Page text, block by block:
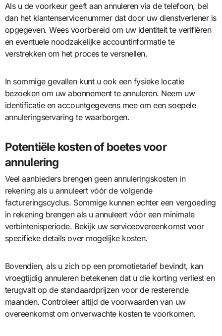
Als u de voorkeur geeft aan annuleren via de telefoon, bel
dan het klantenservicenummer dat door uw dienstverlener is
opgegeven. Wees voorbereid om uw identiteit te verifiëren
en eventuele noodzakelijke accountinformatie te
verstrekken om het proces te versnellen.
In sommige gevallen kunt u ook een fysieke locatie
bezoeken om uw abonnement te annuleren. Neem uw
identificatie en accountgegevens mee om een soepele
annuleringservaring te waarborgen.
Potentiële kosten of boetes voor
annulering
Veel aanbieders brengen geen annuleringskosten in
rekening als u annuleert vóór de volgende
factureringscyclus. Sommige kunnen echter een vergoeding
in rekening brengen als u annuleert vóór een minimale
verbintenisperiode. Bekijk uw serviceovereenkomst voor
specifieke details over mogelijke kosten.
Bovendien, als u zich op een promotietarief bevindt, kan
vroegtijdig annuleren betekenen dat u die korting verliest en
terugvalt op de standaardprijzen voor de resterende
maanden. Controleer altijd de voorwaarden van uw
overeenkomst om onverwachte kosten te voorkomen.